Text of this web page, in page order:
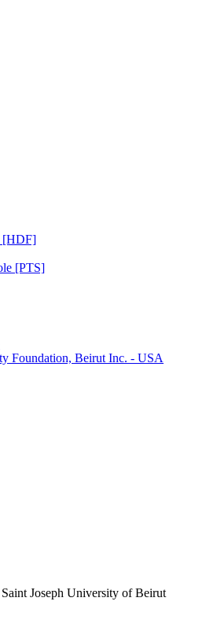
[HDF]
[PTS]
Foundation, Beirut Inc. - USA
Joseph University of Beirut